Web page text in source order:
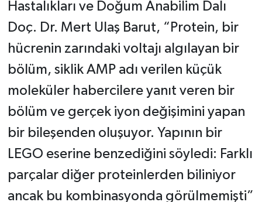
Hastalıkları ve Doğum Anabilim Dalı
Doç. Dr. Mert Ulaş Barut, “Protein, bir
hücrenin zarındaki voltajı algılayan bir
bölüm, siklik AMP adı verilen küçük
moleküler habercilere yanıt veren bir
bölüm ve gerçek iyon değişimini yapan
bir bileşenden oluşuyor. Yapının bir
LEGO eserine benzediğini söyledi: Farklı
parçalar diğer proteinlerden biliniyor
ancak bu kombinasyonda görülmemişti”